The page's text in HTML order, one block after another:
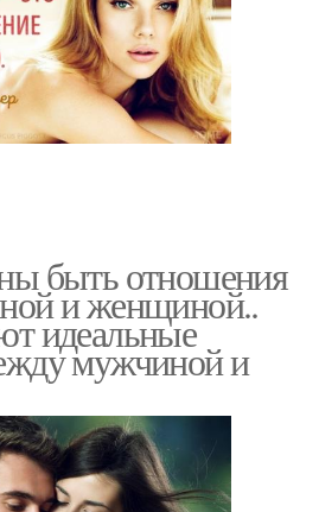
быть отношения
и женщиной..
идеальные
мужчиной и